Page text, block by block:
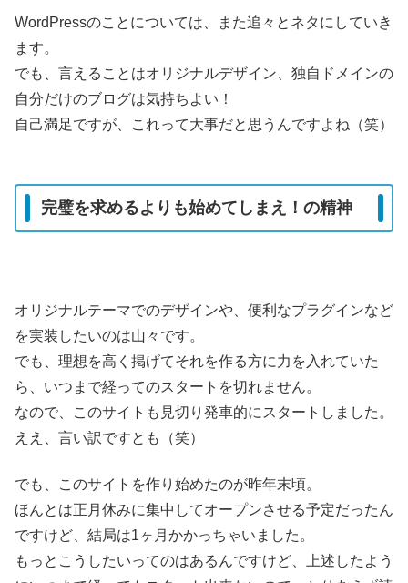
WordPressのことについては、また追々とネタにしていき
ます。
でも、言えることはオリジナルデザイン、独自ドメインの
自分だけのブログは気持ちよい！
自己満足ですが、これって大事だと思うんですよね（笑）
完璧を求めるよりも始めてしまえ！の精神
オリジナルテーマでのデザインや、便利なプラグインなど
を実装したいのは山々です。
でも、理想を高く掲げてそれを作る方に力を入れていた
ら、いつまで経ってのスタートを切れません。
なので、このサイトも見切り発車的にスタートしました。
ええ、言い訳ですとも（笑）
でも、このサイトを作り始めたのが昨年末頃。
ほんとは正月休みに集中してオープンさせる予定だったん
ですけど、結局は1ヶ月かかっちゃいました。
もっとこうしたいってのはあるんですけど、上述したよう